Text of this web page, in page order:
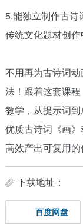
5.能独立制作古诗
传统文化题材创作
不用再为古诗词
法！跟着这套课
教学，从提示词
优质古诗词《画
高效产出可复用的
下载地址：
百度网盘